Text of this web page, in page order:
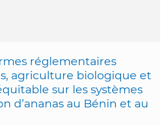
réglementaires
agriculture biologique et
sur les systèmes
d’ananas au Bénin et au